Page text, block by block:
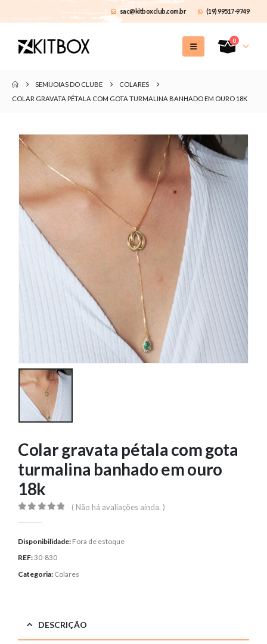
sac@kitboxclub.com.br (19) 99517-9749
0
SEMIJOIAS DO CLUBE
COLARES
COLAR GRAVATA PÉTALA COM GOTA TURMALINA BANHADO EM OURO 18K
Colar gravata pétala com gota
turmalina banhado em ouro
18k
( Não há avaliações ainda. )
Disponibilidade: Fora de estoque
REF:30-830
Categoria: Colares
DESCRIÇÃO